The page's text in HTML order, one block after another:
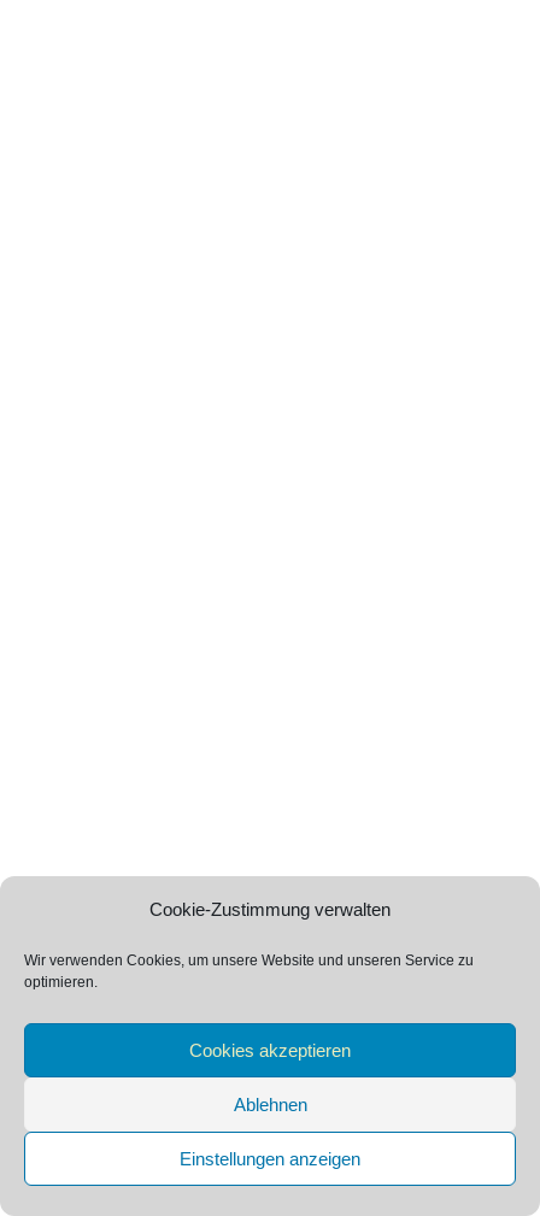
Cookie-Zustimmung verwalten
Wir verwenden Cookies, um unsere Website und unseren Service zu
optimieren.
Cookies akzeptieren
Ablehnen
Einstellungen anzeigen